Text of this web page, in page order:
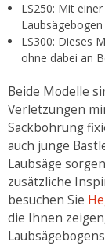
LS250: Mit
LS300: Dieses
ohne dabei an
Beide Modelle
Verletzungen
Sackbohrung
auch junge
Laubsäge
zusätzliche
besuchen Sie
die Ihnen